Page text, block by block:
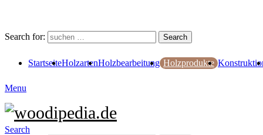
Search for: Search
StartseiteHolzartenHolzbearbeitung Holzprodukte
Menu
Search